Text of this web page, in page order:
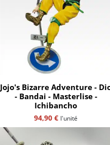
Jojo's Bizarre Adventure -
- Bandai - Masterlise -
Ichibancho
94,90 € l'unité